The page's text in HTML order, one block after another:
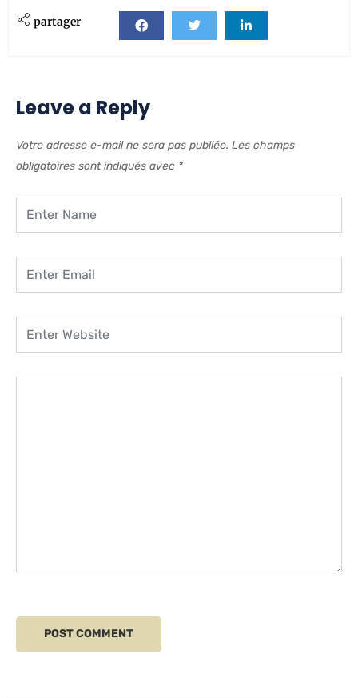
partager
Leave a Reply
Votre adresse e-mail ne sera pas publiée. Les champs
obligatoires sont indiqués avec *